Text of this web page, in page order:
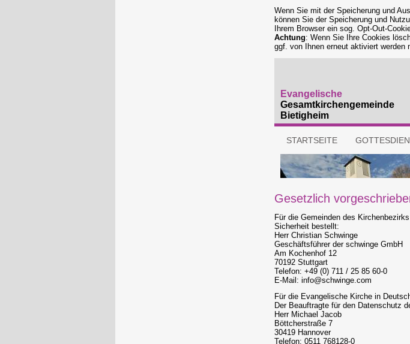
Wenn Sie mit der Speicherung und
können Sie der Speicherung und
Ihrem Browser ein sog. Opt-Out-
Achtung: Wenn Sie Ihre Cookies
ggf. von Ihnen erneut aktiviert werden
Gesetzlich
Für die Gemeinden des
Sicherheit bestellt:
Herr Christian Schwinge
Geschäftsführer der schwinge GmbH
Am Kochenhof 12
70192 Stuttgart
Telefon: +49 (0) 711 / 25 85 60-0
E-Mail: info@schwinge.com
Für die Evangelische Kirche in
Der Beauftragte für den Datenschutz
Herr Michael Jacob
Böttcherstraße 7
30419 Hannover
Telefon: 0511 768128-0